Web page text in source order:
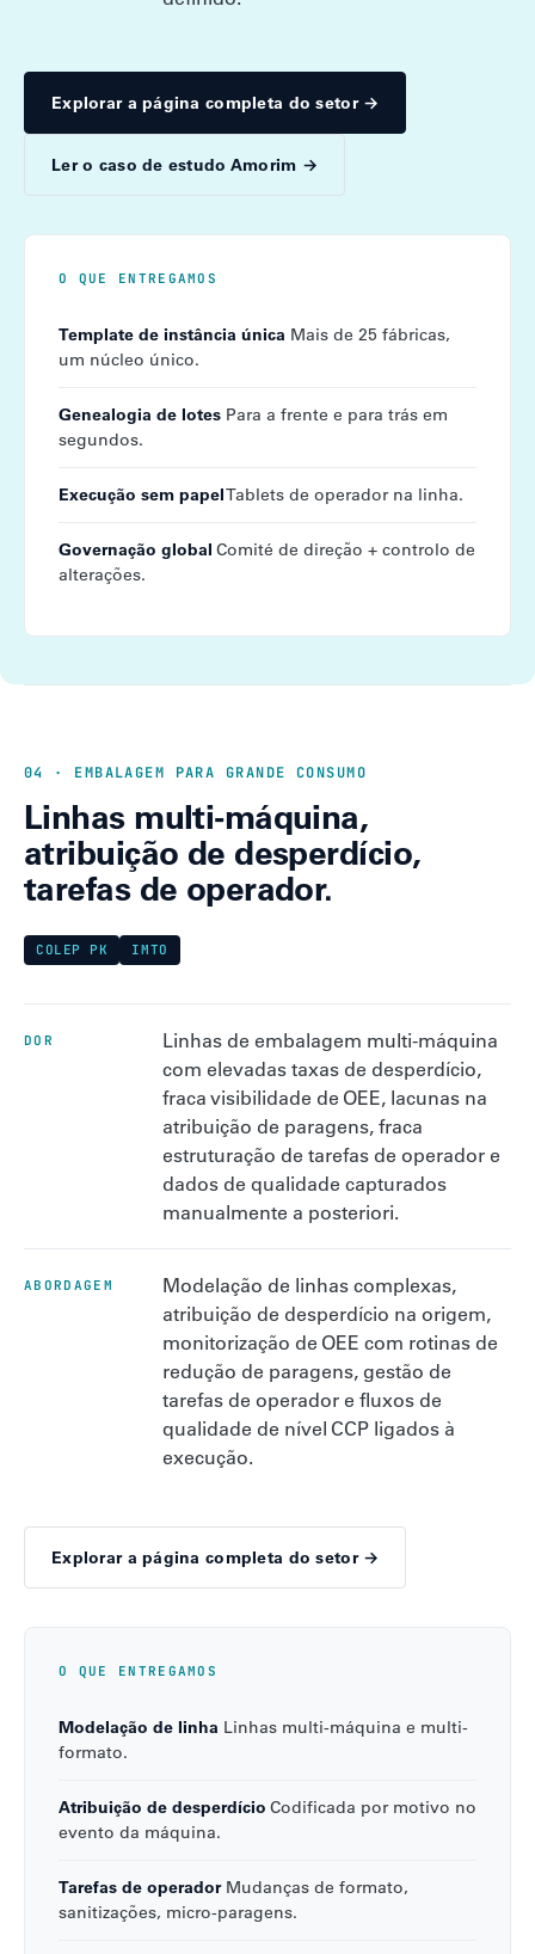
Explorar a página completa do setor →
Ler o caso de estudo Amorim →
O QUE ENTREGAMOS
Template de instância única Mais de 25 fábricas,
um núcleo único.
Genealogia de lotes Para a frente e para trás em
segundos.
Execução sem papelTablets de operador na linha.
Governação global Comité de direção + controlo de
alterações.
04 · EMBALAGEM PARA GRANDE CONSUMO
Linhas multi-máquina,
atribuição de desperdício,
tarefas de operador.
COLEP PK IMTO
DOR
Linhas de embalagem multi-máquina
com elevadas taxas de desperdício,
fraca visibilidade de OEE, lacunas na
atribuição de paragens, fraca
estruturação de tarefas de operador e
dados de qualidade capturados
manualmente a posteriori.
ABORDAGEM
Modelação de linhas complexas,
atribuição de desperdício na origem,
monitorização de OEE com rotinas de
redução de paragens, gestão de
tarefas de operador e fluxos de
qualidade de nível CCP ligados à
execução.
Explorar a página completa do setor →
O QUE ENTREGAMOS
Modelação de linha Linhas multi-máquina e multi-
formato.
Atribuição de desperdício Codificada por motivo no
evento da máquina.
Tarefas de operadorMudanças de formato,
sanitizações, micro-paragens.